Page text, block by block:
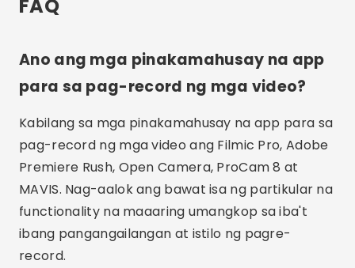
app upang mag-record ng mga
Upang piliin ang pinakamahusay na app para sa
pag-record ng mga video, mahalagang
pangangailangan, gaya ng nais na kalidad ng
pag-record, available na mga manual na
kontrol, at kadalian ng paggamit. Suriin din kung
sinusuportahan ng application ang mga
panlabas na accessory at pagsasama sa iba
pang mga tool.